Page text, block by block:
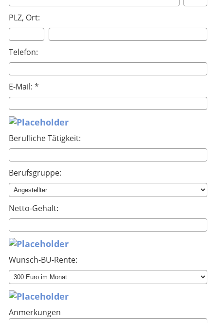
PLZ, Ort:
Telefon:
E-Mail: *
Berufliche Tätigkeit:
Berufsgruppe:
Netto-Gehalt:
Wunsch-BU-Rente:
Anmerkungen